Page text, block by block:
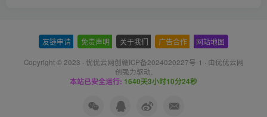
友链申请 免责声明 关于我们 广告合作 网站地图
Copyright © 2023 · 优优云网创赣ICP备2024020227号-1 · 由优优云网
创强力驱动.
本站已安全运行: 1640天3小时10分25秒